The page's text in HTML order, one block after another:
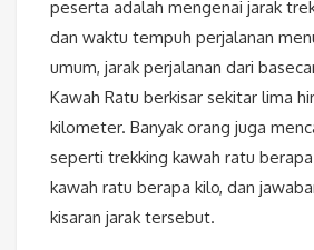
peserta adalah mengenai jarak
dan waktu tempuh perjalanan
umum, jarak perjalanan dari
Kawah Ratu berkisar sekitar lima
kilometer. Banyak orang juga
seperti trekking kawah ratu
kawah ratu berapa kilo, dan
kisaran jarak tersebut.